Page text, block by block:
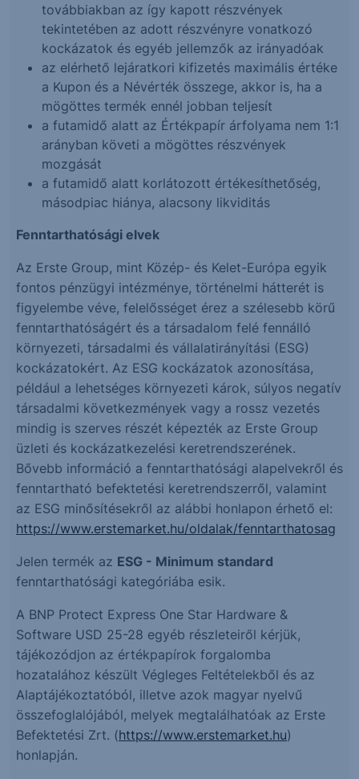
továbbiakban az így kapott részvények
tekintetében az adott részvényre vonatkozó
kockázatok és egyéb jellemzők az irányadóak
az elérhető lejáratkori kifizetés maximális értéke
a Kupon és a Névérték összege, akkor is, ha a
mögöttes termék ennél jobban teljesít
a futamidő alatt az Értékpapír árfolyama nem 1:1
arányban követi a mögöttes részvények
mozgását
a futamidő alatt korlátozott értékesíthetőség,
másodpiac hiánya, alacsony likviditás
Fenntarthatósági elvek
Az Erste Group, mint Közép- és Kelet-Európa egyik
fontos pénzügyi intézménye, történelmi hátterét is
figyelembe véve, felelősséget érez a szélesebb körű
fenntarthatóságért és a társadalom felé fennálló
környezeti, társadalmi és vállalatirányítási (ESG)
kockázatokért. Az ESG kockázatok azonosítása,
például a lehetséges környezeti károk, súlyos negatív
társadalmi következmények vagy a rossz vezetés
mindig is szerves részét képezték az Erste Group
üzleti és kockázatkezelési keretrendszerének.
Bővebb információ a fenntarthatósági alapelvekről és
fenntartható befektetési keretrendszerről, valamint
az ESG minősítésekről az alábbi honlapon érhető el:
https://www.erstemarket.hu/oldalak/fenntarthatosag
Jelen termék az ESG - Minimum standard
fenntarthatósági kategóriába esik.
A BNP Protect Express One Star Hardware &
Software USD 25-28 egyéb részleteiről kérjük,
tájékozódjon az értékpapírok forgalomba
hozatalához készült Végleges Feltételekből és az
Alaptájékoztatóból, illetve azok magyar nyelvű
összefoglalójából, melyek megtalálhatóak az Erste
Befektetési Zrt. (https://www.erstemarket.hu)
honlapján.